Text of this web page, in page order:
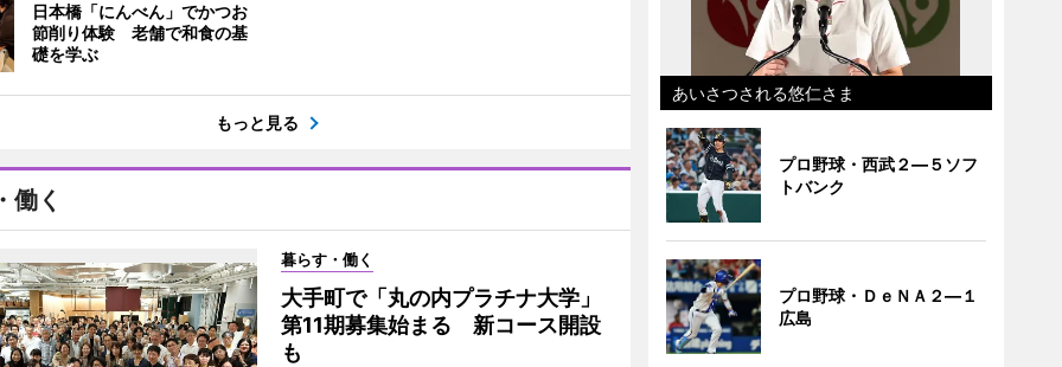
日本橋「にんべん」でかつお
節削り体験 老舗で和食の基
礎を学ぶ
もっと見る
働く
暮らす・働く
大手町で「丸の内プラチナ大学」
第11期募集始まる 新コース開設
も
あいさつされる悠仁さま
プロ野球・西武２―５ソフ
トバンク
プロ野球・ＤｅＮＡ２―１
広島